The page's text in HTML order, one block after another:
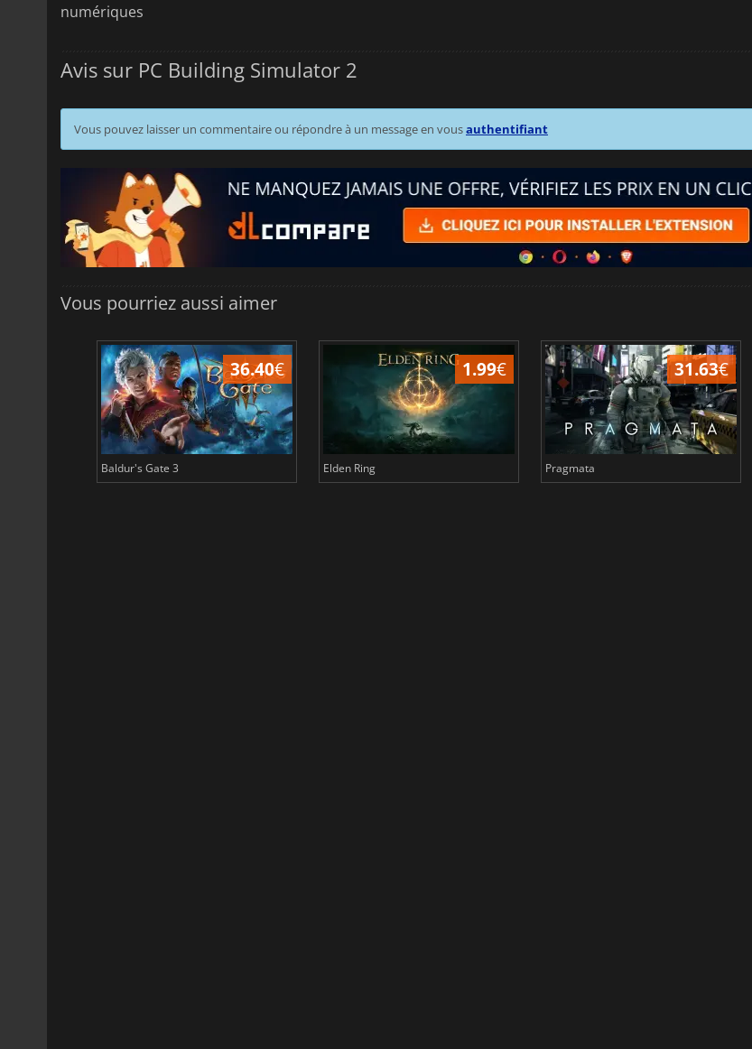
numériques
Avis sur PC Building Simulator 2
Vous pouvez laisser un commentaire ou répondre à un message en vousauthentifiant
Vous pourriez aussi aimer
36.40€
Baldur's Gate 3
1.99€
Elden Ring
31.63€
Pragmata